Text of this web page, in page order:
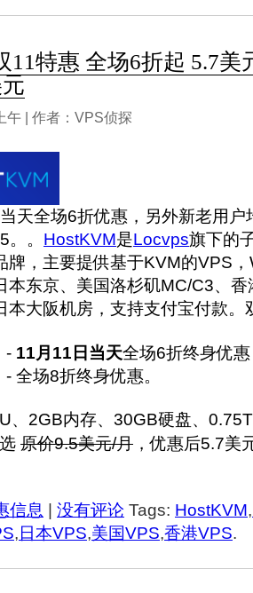
11特惠 全场6折起 5.7美
午 | 作者：VPS侦探
天全场6折优惠，另外新老用
。 HostKVM是Locvps旗下的
牌，主要提供基于KVM的VPS
本东京、美国洛杉矶MC/C3、
本大阪机房，支持支付宝付款。‍
- 11月11日当天全场6折终身优
- 全场8折终身优惠。
、2GB内存、30GB硬盘、
原价9.5美元/月 ，优惠后5.7美
信息 没有评论 Tags: HostKVM,
, 日本VPS,美国VPS,香港VPS.